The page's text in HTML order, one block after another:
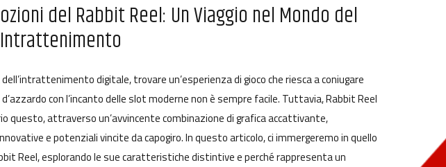
del Rabbit Reel: Un Viaggio nel Mondo del
digitale, trovare un’esperienza di gioco che riesca a coniugare
d’azzardo con l’incanto delle slot moderne non è sempre facile. Tuttavia,Rabbit Reel
questo, attraverso un’avvincente combinazione di grafica accattivante,
e potenziali vincite da capogiro. In questo articolo, ci immergeremo in quello
Reel, esplorando le sue caratteristiche distintive e perché rappresenta un